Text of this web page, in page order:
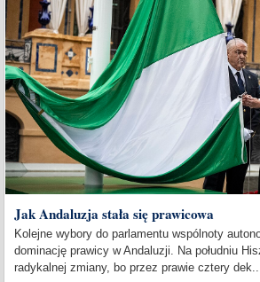
Jak Andaluzja stała się prawicowa
Kolejne wybory do parlamentu wspólnoty
dominację prawicy w Andaluzji. Na południu
radykalnej zmiany, bo przez prawie cztery dek...